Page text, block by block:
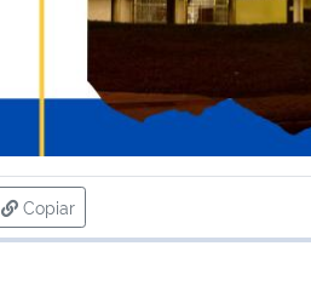
Copiar
para área de transferência